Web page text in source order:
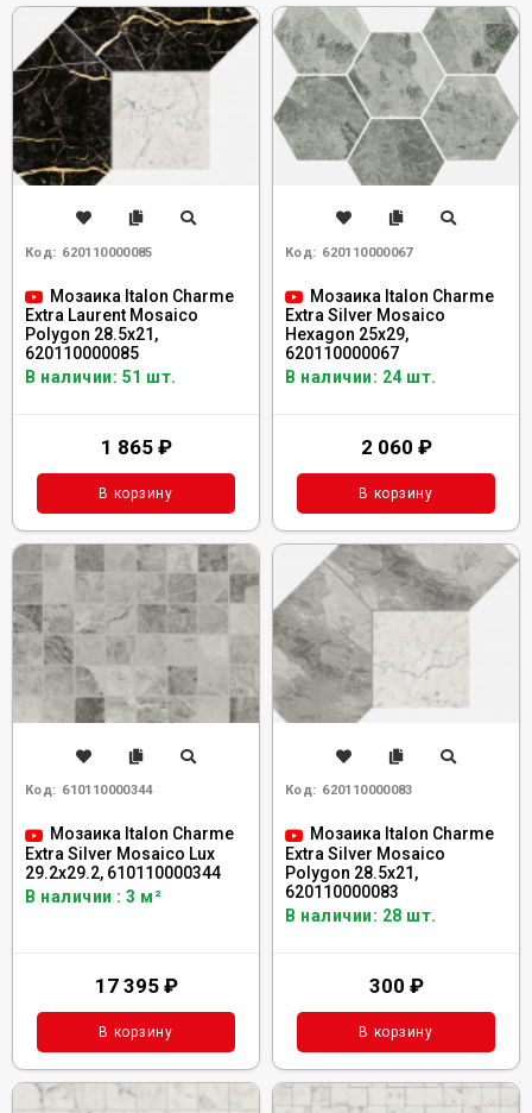
Код: 620110000085
Мозаика Italon Charme
Extra Laurent Mosaico
Polygon 28.5x21,
620110000085
В наличии: 51 шт.
1 865 ₽
В корзину
Код: 620110000067
Мозаика Italon Charme
Extra Silver Mosaico
Hexagon 25x29,
620110000067
В наличии: 24 шт.
2 060 ₽
В корзину
Код: 610110000344
Мозаика Italon Charme
Extra Silver Mosaico Lux
29.2x29.2, 610110000344
В наличии : 3 м²
17 395 ₽
В корзину
Код: 620110000083
Мозаика Italon Charme
Extra Silver Mosaico
Polygon 28.5x21,
620110000083
В наличии: 28 шт.
300 ₽
В корзину